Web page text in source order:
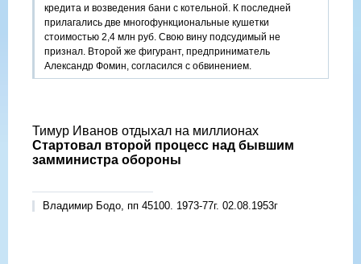
кредита и возведения бани с котельной. К последней
прилагались две многофункциональные кушетки
стоимостью 2,4 млн руб. Свою вину подсудимый не
признал. Второй же фигурант, предприниматель
Александр Фомин, согласился с обвинением.
Тимур Иванов отдыхал на миллионах
Стартовал второй процесс над бывшим
замминистра обороны
Владимир Бодо, пп 45100. 1973-77г. 02.08.1953г